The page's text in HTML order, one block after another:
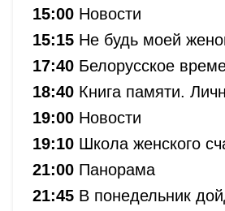
15:00 Новости
15:15 Не будь моей
17:40 Белорусское
18:40 Книга памяти.
19:00 Новости
19:10 Школа женского
21:00 Панорама
21:45 В понедельник